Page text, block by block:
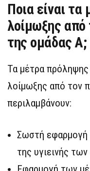
Ποια είναι
λοίμωξης
της ομάδας Α;
Τα μέτρα
λοίμωξης από τον
περιλαμβάνουν:
Σωστή εφαρμογή
της υγιεινής